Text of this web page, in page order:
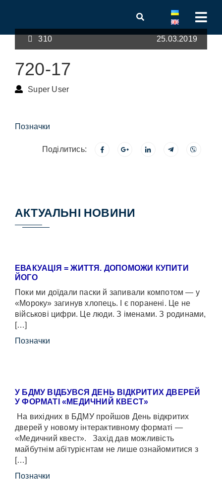
310 25.03.2019
720-17
Super User
Позначки
Поділитись:
АКТУАЛЬНІ НОВИНИ
ЕВАКУАЦІЯ = ЖИТТЯ. ДОПОМОЖИ КУПИТИ
ЙОГО
Поки ми доїдали паски й запивали компотом — у
«Мороку» загинув хлопець. І є поранені. Це не
військові цифри. Це люди. З іменами. З родинами,
[…]
Позначки
У БДМУ ВІДБУВСЯ ДЕНЬ ВІДКРИТИХ ДВЕРЕЙ
У ФОРМАТІ «МЕДИЧНИЙ КВЕСТ»
На вихідних в БДМУ пройшов День відкритих
дверей у новому інтерактивному форматі —
«Медичний квест». Захід дав можливість
майбутнім абітурієнтам не лише ознайомитися з
[…]
Позначки